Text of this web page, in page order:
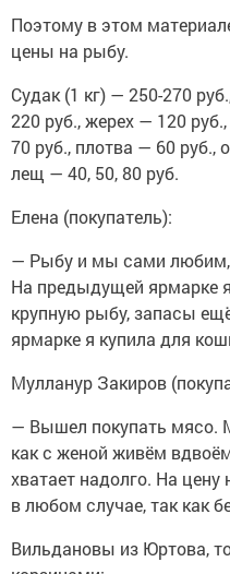
Поэтому в этом
цены на рыбу.
Судак (1 кг) — 250-270
220 руб., жерех — 120
70 руб., плотва — 60 руб.,
лещ — 40, 50, 80 руб.
Елена (покупатель):
— Рыбу и мы сами
На предыдущей ярмарке
крупную рыбу, запасы
ярмарке я купила для
Мулланур Закиров
— Вышел покупать мясо.
как с женой живём
хватает надолго. На
в любом случае, так как
Вильдановы из Юртова,